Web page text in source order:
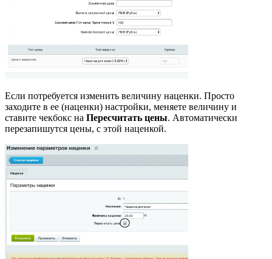
Если потребуется изменить величину наценки. Просто
заходите в ее (наценки) настройки, меняете величину и
ставите чекбокс на Пересчитать цены. Автоматически
перезапишутся цены, с этой наценкой.